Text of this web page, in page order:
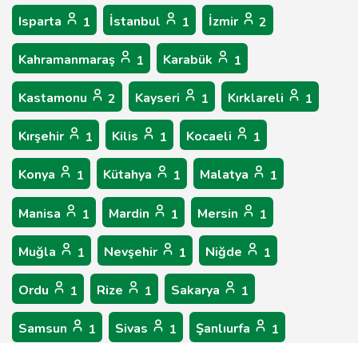
Isparta 1 İstanbul 1 İzmir 2
Kahramanmaraş 1 Karabük 1
Kastamonu 2 Kayseri 1 Kırklareli 1
Kırşehir 1 Kilis 1 Kocaeli 1
Konya 1 Kütahya 1 Malatya 1
Manisa 1 Mardin 1 Mersin 1
Muğla 1 Nevşehir 1 Niğde 1
Ordu 1 Rize 1 Sakarya 1
Samsun 1 Sivas 1 Şanlıurfa 1